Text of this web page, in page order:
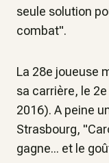
seule solution
combat".
La 28e joueuse
sa carrière, le
2016). A peine
Strasbourg,
gagne... et le